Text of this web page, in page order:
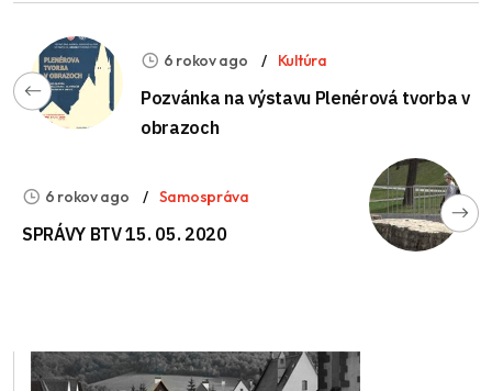
6 rokov ago Kultúra
Pozvánka na výstavu Plenérová tvorba v
obrazoch
6 rokov ago Samospráva
SPRÁVY BTV 15. 05. 2020